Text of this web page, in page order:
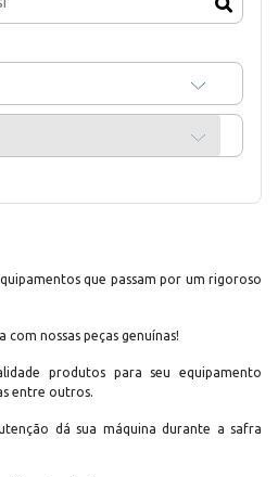
que passam por um rigoroso
com nossas peças genuínas!
produtos para seu equipamento
entre outros.
dá sua máquina durante a safra